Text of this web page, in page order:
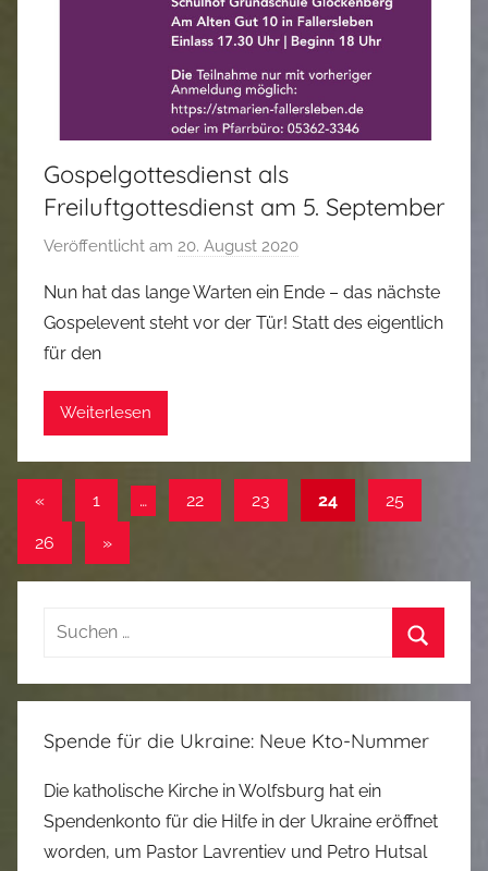
Gospelgottesdienst als
Freiluftgottesdienst am 5. September
Veröffentlicht am 20. August 2020
n
M
Nun hat das lange Warten ein Ende – das nächste
Gospelevent steht vor der Tür! Statt des eigentlich
für den
Weiterlesen
Beitragsnavigation
«Vorherige
1 … 22 23 24 25
26
Nächste
»
Suchen
Spende für die Ukraine: Neue Kto-Nummer
Die katholische Kirche in Wolfsburg hat ein
Spendenkonto für die Hilfe in der Ukraine eröffnet
worden, um Pastor Lavrentiev und Petro Hutsal